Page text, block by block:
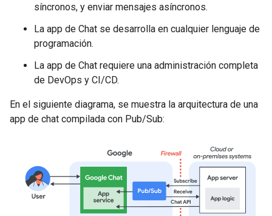
síncronos, y enviar mensajes asíncronos.
La app de Chat se desarrolla en cualquier lenguaje de
programación.
La app de Chat requiere una administración completa
de DevOps y CI/CD.
En el siguiente diagrama, se muestra la arquitectura de una
app de chat compilada con Pub/Sub: